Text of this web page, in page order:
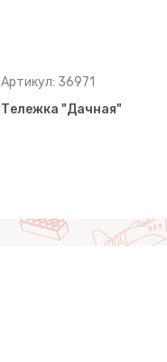
Артикул: 36971
Тележка "Дачная"